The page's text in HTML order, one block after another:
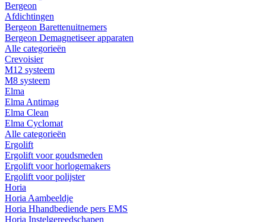
Bergeon
Afdichtingen
Bergeon Barettenuitnemers
Bergeon Demagnetiseer apparaten
Alle categorieën
Crevoisier
M12 systeem
M8 systeem
Elma
Elma Antimag
Elma Clean
Elma Cyclomat
Alle categorieën
Ergolift
Ergolift voor goudsmeden
Ergolift voor horlogemakers
Ergolift voor polijster
Horia
Horia Aambeeldje
Horia Hhandbediende pers EMS
Horia Instelgereedschapen